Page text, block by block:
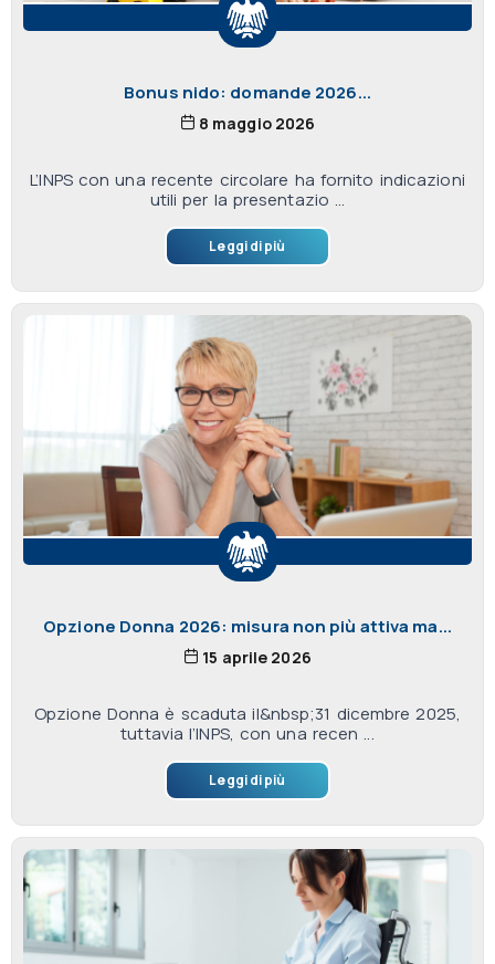
Bonus nido: domande 2026...
8 maggio 2026
L’INPS con una recente circolare ha fornito indicazioni
utili per la presentazio ...
Leggi di più
Opzione Donna 2026: misura non più attiva ma...
15 aprile 2026
Opzione Donna è scaduta il&nbsp;31 dicembre 2025,
tuttavia l’INPS, con una recen ...
Leggi di più